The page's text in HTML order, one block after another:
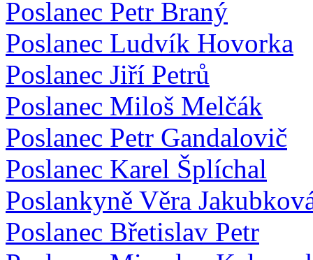
Poslanec Petr Braný
Poslanec Ludvík Hovorka
Poslanec Jiří Petrů
Poslanec Miloš Melčák
Poslanec Petr Gandalovič
Poslanec Karel Šplíchal
Poslankyně Věra
Poslanec Břetislav Petr